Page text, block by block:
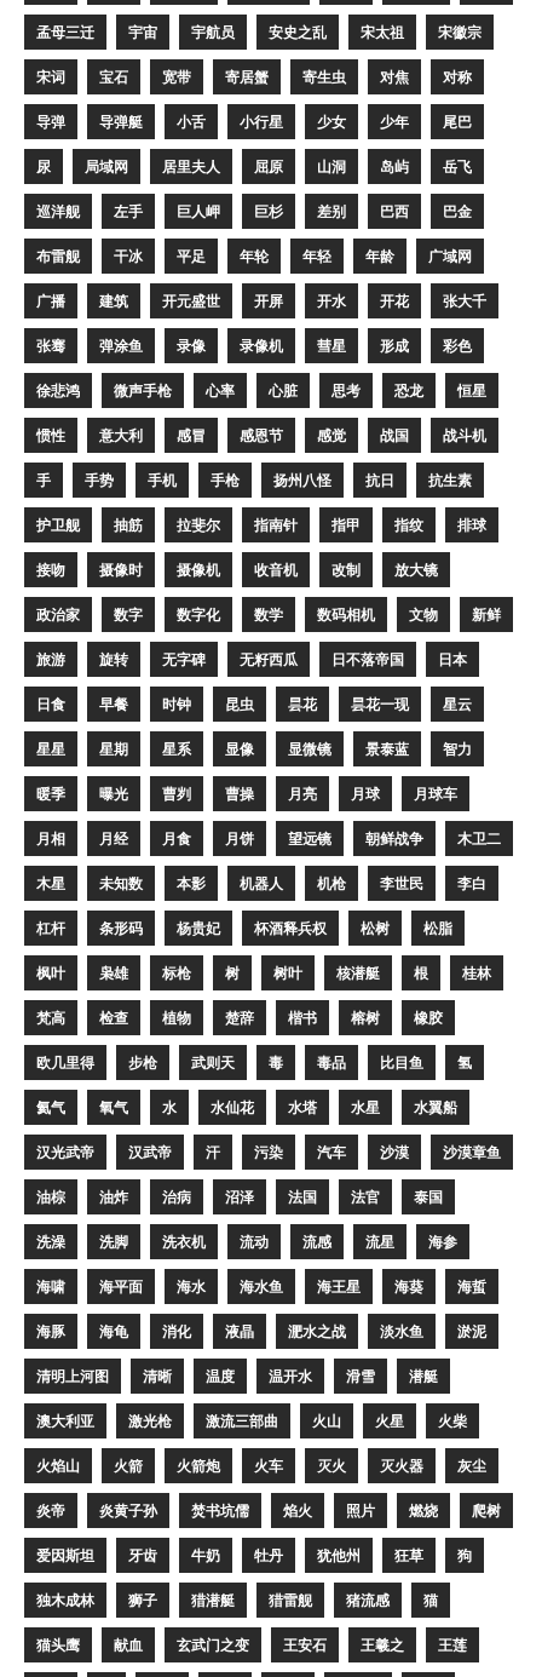
孟母三迁 宇宙 宇航员 安史之乱 宋太祖 宋徽宗
宋词 宝石 宽带 寄居蟹 寄生虫 对焦 对称
导弹 导弹艇 小舌 小行星 少女 少年 尾巴
尿 局域网 居里夫人 屈原 山洞 岛屿 岳飞
巡洋舰 左手 巨人岬 巨杉 差别 巴西 巴金
布雷舰 干冰 平足 年轮 年轻 年龄 广域网
广播 建筑 开元盛世 开屏 开水 开花 张大千
张骞 弹涂鱼 录像 录像机 彗星 形成 彩色
徐悲鸿 微声手枪 心率 心脏 思考 恐龙 恒星
惯性 意大利 感冒 感恩节 感觉 战国 战斗机
手 手势 手机 手枪 扬州八怪 抗日 抗生素
护卫舰 抽筋 拉斐尔 指南针 指甲 指纹 排球
接吻 摄像时 摄像机 收音机 改制 放大镜
政治家 数字 数字化 数学 数码相机 文物 新鲜
旅游 旋转 无字碑 无籽西瓜 日不落帝国 日本
日食 早餐 时钟 昆虫 昙花 昙花一现 星云
星星 星期 星系 显像 显微镜 景泰蓝 智力
暖季 曝光 曹刿 曹操 月亮 月球 月球车
月相 月经 月食 月饼 望远镜 朝鲜战争 木卫二
木星 未知数 本影 机器人 机枪 李世民 李白
杠杆 条形码 杨贵妃 杯酒释兵权 松树 松脂
枫叶 枭雄 标枪 树 树叶 核潜艇 根 桂林
梵高 检查 植物 楚辞 楷书 榕树 橡胶
欧几里得 步枪 武则天 毒 毒品 比目鱼 氢
氦气 氧气 水 水仙花 水塔 水星 水翼船
汉光武帝 汉武帝 汗 污染 汽车 沙漠 沙漠章鱼
油棕 油炸 治病 沼泽 法国 法官 泰国
洗澡 洗脚 洗衣机 流动 流感 流星 海参
海啸 海平面 海水 海水鱼 海王星 海葵 海蜇
海豚 海龟 消化 液晶 淝水之战 淡水鱼 淤泥
清明上河图 清晰 温度 温开水 滑雪 潜艇
澳大利亚 激光枪 激流三部曲 火山 火星 火柴
火焰山 火箭 火箭炮 火车 灭火 灭火器 灰尘
炎帝 炎黄子孙 焚书坑儒 焰火 照片 燃烧 爬树
爱因斯坦 牙齿 牛奶 牡丹 犹他州 狂草 狗
独木成林 狮子 猎潜艇 猎雷舰 猪流感 猫
猫头鹰 献血 玄武门之变 王安石 王羲之 王莲